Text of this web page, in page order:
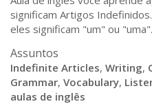
significam Artigos
eles significam "um" ou "uma".
Assuntos
Indefinite Articles, Writing,
Grammar, Vocabulary,
aulas de inglês